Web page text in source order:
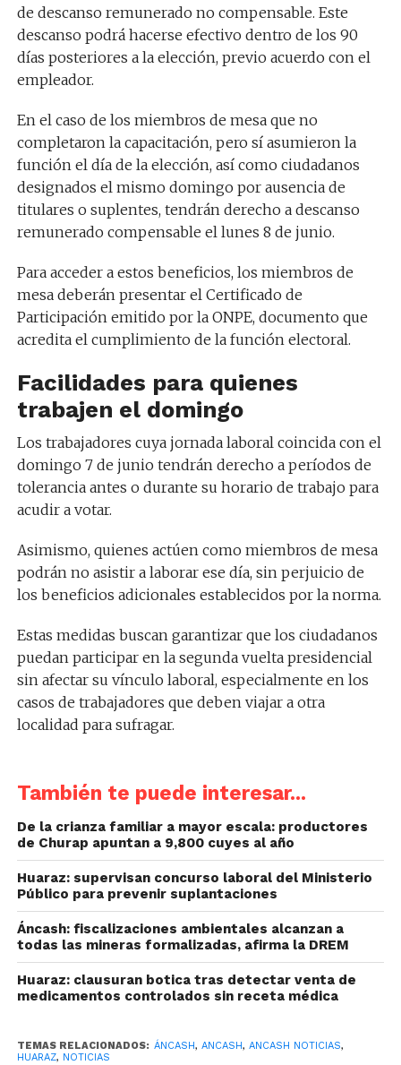
de descanso remunerado no compensable. Este
descanso podrá hacerse efectivo dentro de los 90
días posteriores a la elección, previo acuerdo con el
empleador.
En el caso de los miembros de mesa que no
completaron la capacitación, pero sí asumieron la
función el día de la elección, así como ciudadanos
designados el mismo domingo por ausencia de
titulares o suplentes, tendrán derecho a descanso
remunerado compensable el lunes 8 de junio.
Para acceder a estos beneficios, los miembros de
mesa deberán presentar el Certificado de
Participación emitido por la ONPE, documento que
acredita el cumplimiento de la función electoral.
Facilidades para quienes
trabajen el domingo
Los trabajadores cuya jornada laboral coincida con el
domingo 7 de junio tendrán derecho a períodos de
tolerancia antes o durante su horario de trabajo para
acudir a votar.
Asimismo, quienes actúen como miembros de mesa
podrán no asistir a laborar ese día, sin perjuicio de
los beneficios adicionales establecidos por la norma.
Estas medidas buscan garantizar que los ciudadanos
puedan participar en la segunda vuelta presidencial
sin afectar su vínculo laboral, especialmente en los
casos de trabajadores que deben viajar a otra
localidad para sufragar.
También te puede interesar...
De la crianza familiar a mayor escala: productores
de Churap apuntan a 9,800 cuyes al año
Huaraz: supervisan concurso laboral del Ministerio
Público para prevenir suplantaciones
Áncash: fiscalizaciones ambientales alcanzan a
todas las mineras formalizadas, afirma la DREM
Huaraz: clausuran botica tras detectar venta de
medicamentos controlados sin receta médica
TEMAS RELACIONADOS: ÁNCASH, ANCASH, ANCASH NOTICIAS,
HUARAZ, NOTICIAS